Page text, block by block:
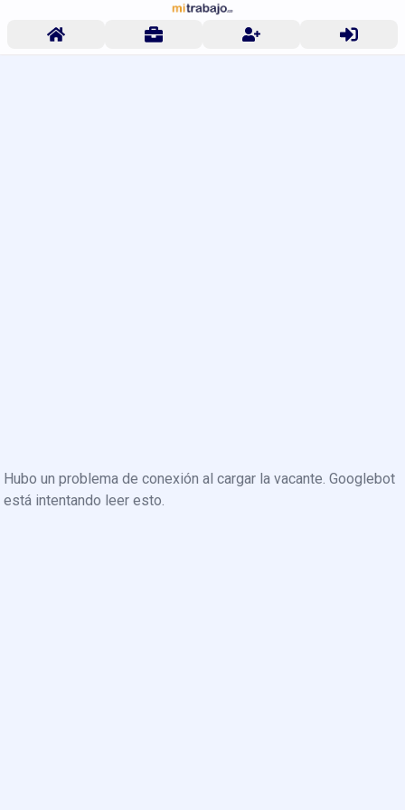
Hubo un problema de conexión al cargar la vacante. Googlebot
está intentando leer esto.